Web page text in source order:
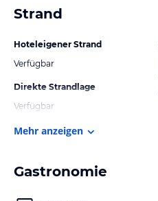
Strand
Hoteleigener Strand
Verfügbar
Direkte Strandlage
Verfügbar
Mehr anzeigen
Gastronomie